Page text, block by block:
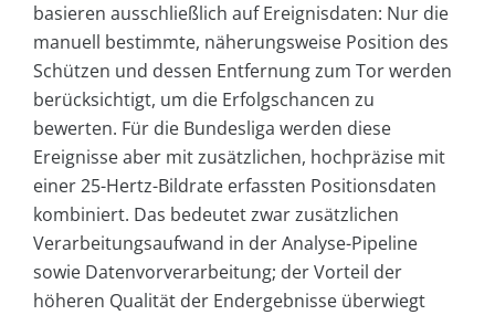
basieren ausschließlich auf Ereignisdaten: Nur die
manuell bestimmte, näherungsweise Position des
Schützen und dessen Entfernung zum Tor werden
berücksichtigt, um die Erfolgschancen zu
bewerten. Für die Bundesliga werden diese
Ereignisse aber mit zusätzlichen, hochpräzise mit
einer 25-Hertz-Bildrate erfassten Positionsdaten
kombiniert. Das bedeutet zwar zusätzlichen
Verarbeitungsaufwand in der Analyse-Pipeline
sowie Datenvorverarbeitung; der Vorteil der
höheren Qualität der Endergebnisse überwiegt